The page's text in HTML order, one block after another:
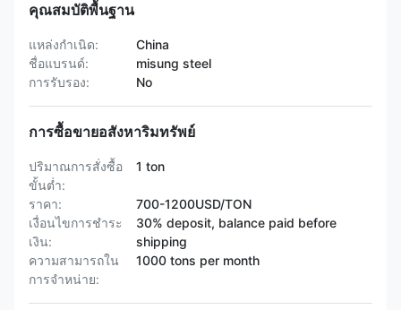
คุณสมบัติพื้นฐาน
แหล่งกำเนิด:
China
ชื่อแบรนด์:
misung steel
การรับรอง:
No
การซื้อขายอสังหาริมทรัพย์
ปริมาณการสั่งซื้อ
ขั้นต่ำ:
1 ton
ราคา:
700-1200USD/TON
เงื่อนไขการชำระ
เงิน:
30% deposit, balance paid before
shipping
ความสามารถใน
การจําหน่าย:
1000 tons per month